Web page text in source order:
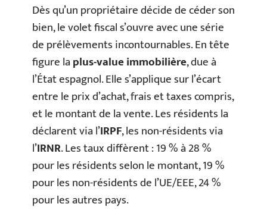
Dès qu’un propriétaire décide de céder son
bien, le volet fiscal s’ouvre avec une série
de prélèvements incontournables. En tête
figure laplus-value immobilière, due à
l’État espagnol. Elle s’applique sur l’écart
entre le prix d’achat, frais et taxes compris,
et le montant de la vente. Les résidents la
déclarent via l’IRPF, les non-résidents via
l’IRNR. Les taux diffèrent : 19 % à 28 %
pour les résidents selon le montant, 19 %
pour les non-résidents de l’UE/EEE, 24 %
pour les autres pays.